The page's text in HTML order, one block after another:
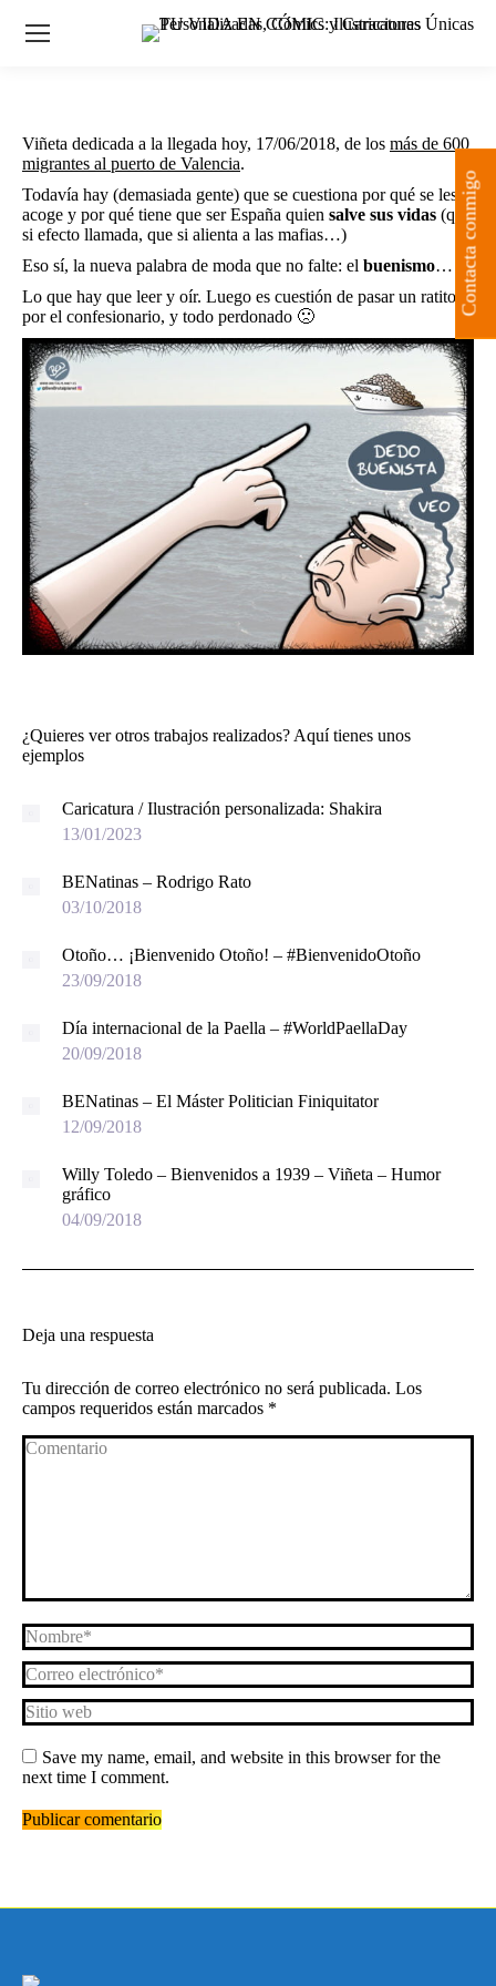
Viñeta dedicada a la llegada hoy, 17/06/2018, de los más de 600
migrantes al puerto de Valencia.
Todavía hay (demasiada gente) que se cuestiona por qué se les
acoge y por qué tiene que ser España quien salve sus vidas (que
si efecto llamada, que si alienta a las mafias…)
Eso sí, la nueva palabra de moda que no falte: el buenismo…
Lo que hay que leer y oír. Luego es cuestión de pasar un ratito
por el confesionario, y todo perdonado 🙁
¿Quieres ver otros trabajos realizados? Aquí tienes unos
ejemplos
Caricatura / Ilustración personalizada: Shakira
13/01/2023
BENatinas – Rodrigo Rato
03/10/2018
Otoño… ¡Bienvenido Otoño! – #BienvenidoOtoño
23/09/2018
Día internacional de la Paella – #WorldPaellaDay
20/09/2018
BENatinas – El Máster Politician Finiquitator
12/09/2018
Willy Toledo – Bienvenidos a 1939 – Viñeta – Humor
gráfico
04/09/2018
Deja una respuesta
Tu dirección de correo electrónico no será publicada. Los
campos requeridos están marcados *
Comentario
Nombre *
Correo electrónico *
Sitio web
Save my name, email, and website in this browser for the
next time I comment.
Publicar comentario
Contacta conmigo